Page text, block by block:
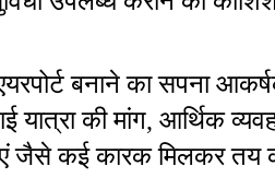
बनाने का सपना
यात्रा की मांग, आर्थिक
कई कारक मिलकर तय करते